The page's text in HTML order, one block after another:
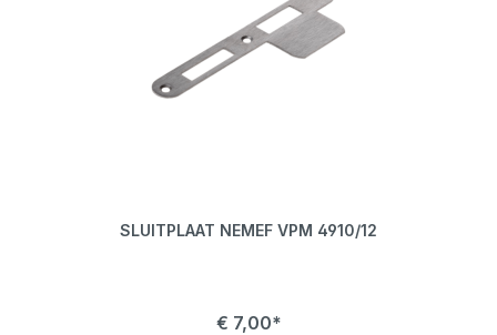
SLUITPLAAT NEMEF VPM 4910/12
€ 7,00*